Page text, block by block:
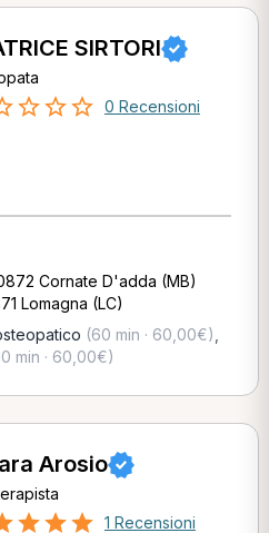
SIRTORI
0 Recensioni
Cornate D'adda (MB)
Lomagna (LC)
(60 min · 60,00€)
min · 60,00€)
Arosio
1 Recensioni